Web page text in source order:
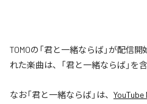
TOMOの「君と一緒ならば」が配信
れた楽曲は、「君と一緒ならば」を
なお「君と一緒ならば」は、 YouTube